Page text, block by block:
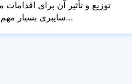
توزیع و تأثیر آن برای اقدامات
سایبری بسیار مهم است. باج...